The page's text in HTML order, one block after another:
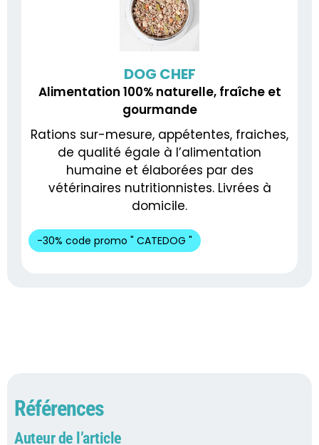
DOG CHEF
Alimentation 100% naturelle, fraîche et
gourmande
Rations sur-mesure, appétentes, fraiches,
de qualité égale à l’alimentation
humaine et élaborées par des
vétérinaires nutritionnistes. Livrées à
domicile.
-30% code promo " CATEDOG "
Références
Auteur de l’article